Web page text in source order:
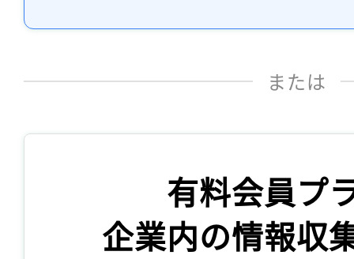
または
有料会員プ
企業内の情報収